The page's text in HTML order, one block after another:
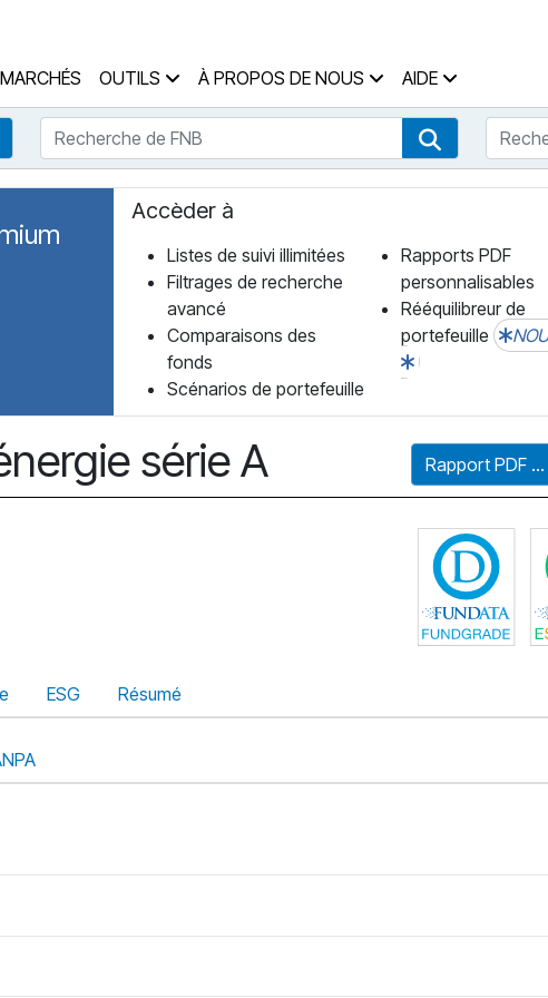
MARCHÉS OUTILS À PROPOS DE NOUS AIDE
Recherche de fonds
Recherche de FNB Recherche
Accèder à
Listes de suivi illimitées
Filtrages de recherche
avancé
Comparaisons des
fonds
Scénarios de portefeuille
Rapports PDF
personnalisables
Rééquilibreur de
portefeuille
série A Rapport PDF ...
ESG Résumé